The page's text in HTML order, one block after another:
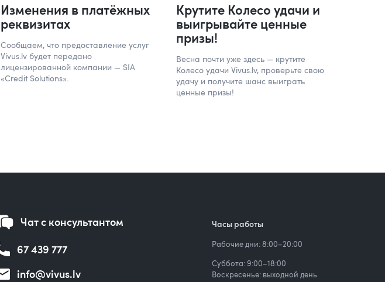
Изменения в платёжных
реквизитах
Сообщаем, что предоставление услуг
Vivus.lv будет передано
лицензированной компании — SIA
«Credit Solutions».
Крутите Колесо удачи и
выигрывайте ценные
призы!
Весна почти уже здесь — крутите
Колесо удачи Vivus.lv, проверьте свою
удачу и получите шанс выиграть
ценные призы!
Чат с консультантом
67 439 777
info@vivus.lv
Часы работы
Рабочие дни: 8:00–20:00
Суббота: 9:00–18:00
Воскресенье: выходной день